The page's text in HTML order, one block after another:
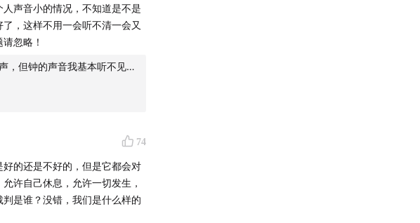
在评论区挑选具有代表性的
声音小的情况，不知道是不是
，这样不用一会听不清一会又
忽略！
，但钟的声音我基本听不见…
74
的还是不好的，但是它都会对
许自己休息，允许一切发生，
是谁？没错，我们是什么样的